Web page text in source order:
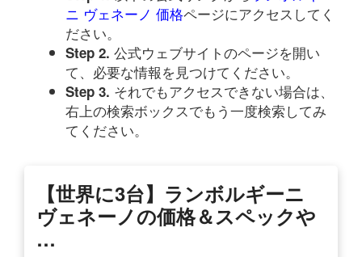
ニ ヴェネーノ 価格ページにアクセスしてく
ださい。
Step 2. 公式ウェブサイトのページを開い
て、必要な情報を見つけてください。
Step 3. それでもアクセスできない場合は、
右上の検索ボックスでもう一度検索してみ
てください。
【世界に3台】ランボルギーニ
ヴェネーノの価格＆スペックや
…